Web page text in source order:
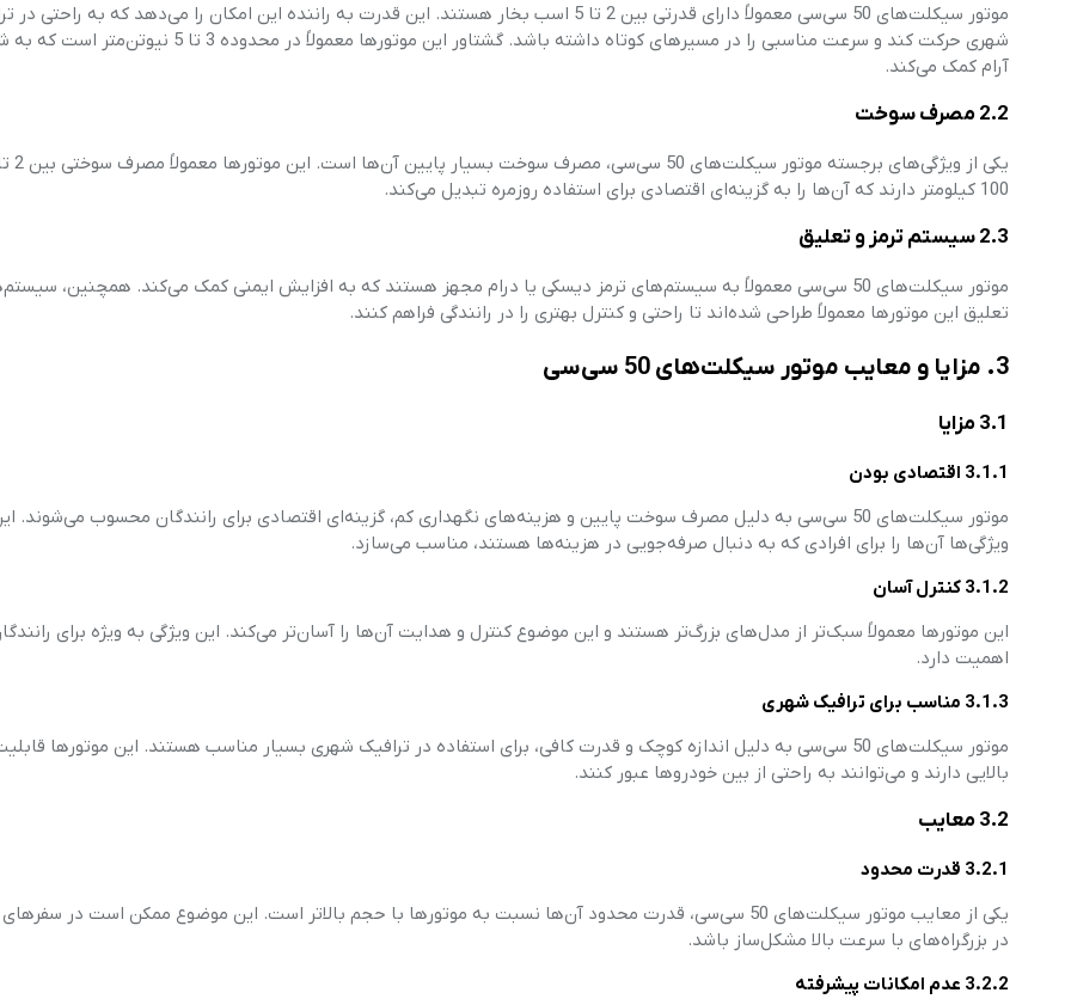
موتور سیکلت‌های 50 سی‌سی معمولاً دارای قدرتی بین 2 تا 5 اسب بخار هستند. این قدرت به راننده این امکان را می‌دهد که به راحتی
شهری حرکت کند و سرعت مناسبی را در مسیرهای کوتاه داشته باشد. گشتاور این موتورها معمولاً در
آرام کمک می‌کند.
2.2 مصرف سوخت
100 کیلومتر دارند که آن‌ها را به گزینه‌ای اقتصادی برای استفاده روزمره تبدیل می‌کند.
2.3 سیستم ترمز و تعلیق
موتور سیکلت‌های 50 سی‌سی معمولاً به سیستم‌های ترمز دیسکی یا درام مجهز هستند که به افزایش ایمنی کمک می‌کند. همچنین،
تعلیق این موتورها معمولاً طراحی شده‌اند تا راحتی و کنترل بهتری را در رانندگی فراهم کنند.
3. مزایا و معایب موتور سیکلت‌های 50 سی‌سی
3.1 مزایا
3.1.1 اقتصادی بودن
موتور سیکلت‌های 50 سی‌سی به دلیل مصرف سوخت پایین و هزینه‌های نگهداری کم، گزینه‌ای اقتصادی برای رانندگان محسوب می‌شوند.
ویژگی‌ها آن‌ها را برای افرادی که به دنبال صرفه‌جویی در هزینه‌ها هستند، مناسب می‌سازد.
3.1.2 کنترل آسان
این موتورها معمولاً سبک‌تر از مدل‌های بزرگ‌تر هستند و این موضوع کنترل و هدایت آن‌ها را آسان‌تر می‌کند. این ویژگی به ویژه برای
اهمیت دارد.
3.1.3 مناسب برای ترافیک شهری
موتور سیکلت‌های 50 سی‌سی به دلیل اندازه کوچک و قدرت کافی، برای استفاده در ترافیک شهری بسیار مناسب هستند. این موتورها
بالایی دارند و می‌توانند به راحتی از بین خودروها عبور کنند.
3.2 معایب
3.2.1 قدرت محدود
یکی از معایب موتور سیکلت‌های 50 سی‌سی، قدرت محدود آن‌ها نسبت به موتورها با حجم بالاتر است. این موضوع ممکن است در
در بزرگراه‌های با سرعت بالا مشکل‌ساز باشد.
3.2.2 عدم امکانات پیشرفته